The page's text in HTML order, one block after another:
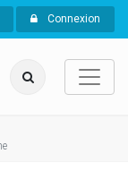
Connexion